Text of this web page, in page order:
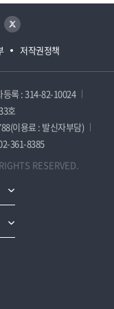
저작권정책
트위터
등록 : 314-82-10024
호
이용료 : 발신자부담)
361-8385
RESERVED.